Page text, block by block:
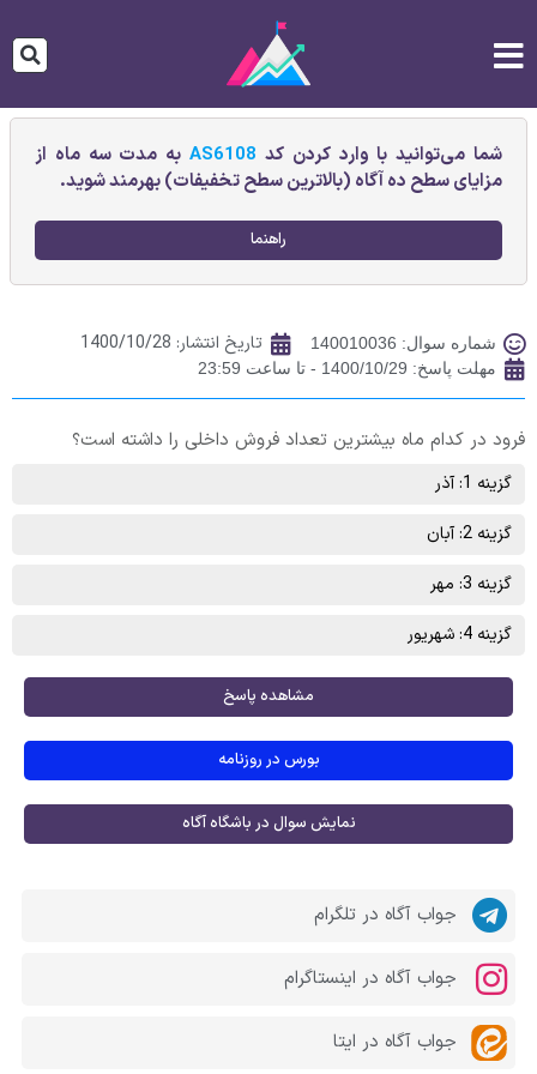
شما می‌توانید با وارد کردن کد AS6108به مدت سه ماه از
مزایای سطح ده آگاه (بالاترین سطح تخفیفات) بهرمند شوید.
راهنما
شماره سوال: 140010036 تاریخ انتشار: 1400/10/28
مهلت پاسخ: 1400/10/29 - تا ساعت 23:59
فرود در کدام ماه بیشترین تعداد فروش داخلی را داشته است؟
گزینه 1: آذر
گزینه 2: آبان
گزینه 3: مهر
گزینه 4: شهریور
مشاهده پاسخ
بورس در روزنامه
نمایش سوال در باشگاه آگاه
جواب آگاه در تلگرام
جواب آگاه در اینستاگرام
جواب آگاه در ایتا